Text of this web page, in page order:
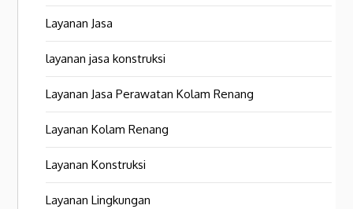
Layanan Jasa
layanan jasa konstruksi
Layanan Jasa Perawatan Kolam Renang
Layanan Kolam Renang
Layanan Konstruksi
Layanan Lingkungan